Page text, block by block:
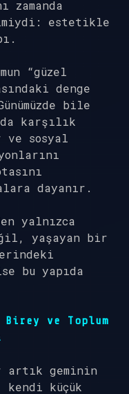
zamanda
estetikle
“güzel
denge
bile
karşılık
sosyal
dayanır.
yalnızca
yaşayan bir
bu yapıda
Birey ve Toplum
artık geminin
kendi küçük